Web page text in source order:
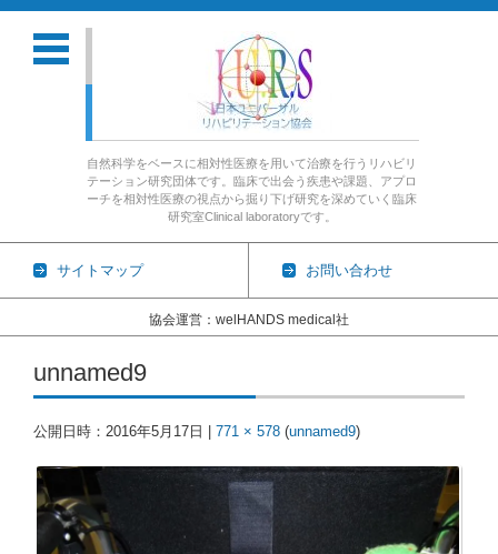
自然科学をベースに相対性医療を用いて治療を行うリハビリ
テーション研究団体です。臨床で出会う疾患や課題、アプロ
ーチを相対性医療の視点から掘り下げ研究を深めていく臨床
研究室Clinical laboratoryです。
サイトマップ お問い合わせ
協会運営：welHANDS medical社
コンテンツに移動
unnamed9
公開日時： 2016年5月17日 771 × 578 (unnamed9)